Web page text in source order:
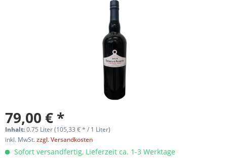
79,00 € *
Inhalt:0.75 Liter (105,33 € * / 1 Liter)
inkl. MwSt.zzgl. Versandkosten
Sofort versandfertig, Lieferzeit ca. 1-3 Werktage